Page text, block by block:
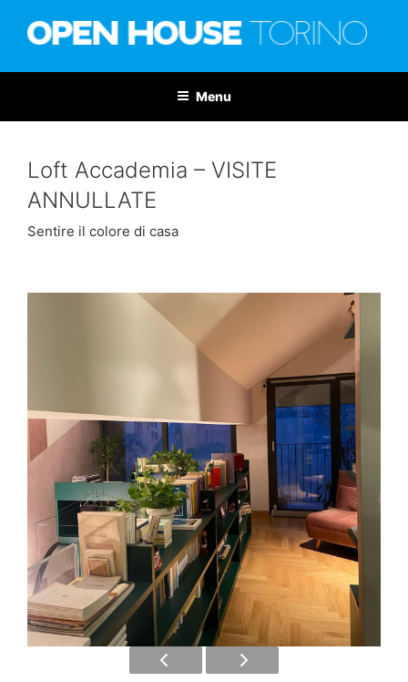
Menu
Loft Accademia – VISITE
ANNULLATE
Sentire il colore di casa